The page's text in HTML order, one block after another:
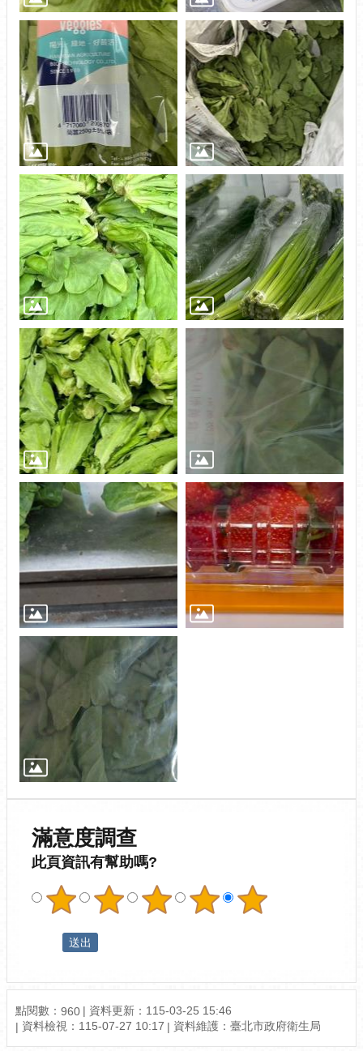
滿意度調查
此頁資訊有幫助嗎?
點閱數： 960
資料更新：115-03-25 15:46
資料檢視：115-07-27 10:17
資料維護：臺北市政府衛生局